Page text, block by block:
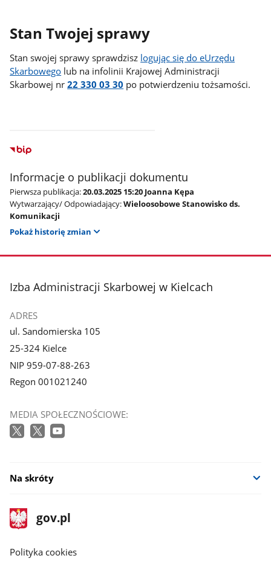
Stan Twojej sprawy
Stan swojej sprawy sprawdzisz logując się do eUrzędu
Skarbowego lub na infolinii Krajowej Administracji
Skarbowej nr22 330 03 30 po potwierdzeniu tożsamości.
Informacje o publikacji dokumentu
Pierwsza publikacja:20.03.2025 15:20 Joanna Kępa
Wytwarzający/ Odpowiadający:Wieloosobowe Stanowisko ds.
Komunikacji
Pokaż historię zmian
stopka
Izba Administracji Skarbowej w Kielcach
ADRES
ul. Sandomierska 105
25-324 Kielce
NIP 959-07-88-263
Regon 001021240
MEDIA SPOŁECZNOŚCIOWE:
Na skróty
stopka
gov.pl
Strona
gov.pl
gov.pl
Polityka cookies